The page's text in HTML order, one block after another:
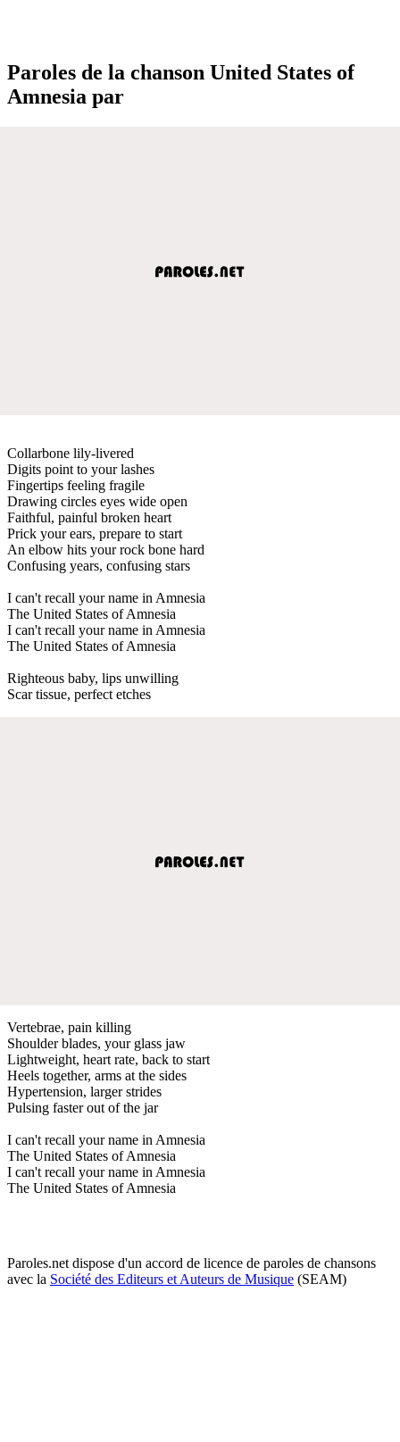
Paroles de la chanson United States of
Amnesia par
Collarbone lily-livered
Digits point to your lashes
Fingertips feeling fragile
Drawing circles eyes wide open
Faithful, painful broken heart
Prick your ears, prepare to start
An elbow hits your rock bone hard
Confusing years, confusing stars
I can't recall your name in Amnesia
The United States of Amnesia
I can't recall your name in Amnesia
The United States of Amnesia
Righteous baby, lips unwilling
Scar tissue, perfect etches
Vertebrae, pain killing
Shoulder blades, your glass jaw
Lightweight, heart rate, back to start
Heels together, arms at the sides
Hypertension, larger strides
Pulsing faster out of the jar
I can't recall your name in Amnesia
The United States of Amnesia
I can't recall your name in Amnesia
The United States of Amnesia
Paroles.net dispose d'un accord de licence de paroles de chansons
avec la Société des Editeurs et Auteurs de Musique (SEAM)